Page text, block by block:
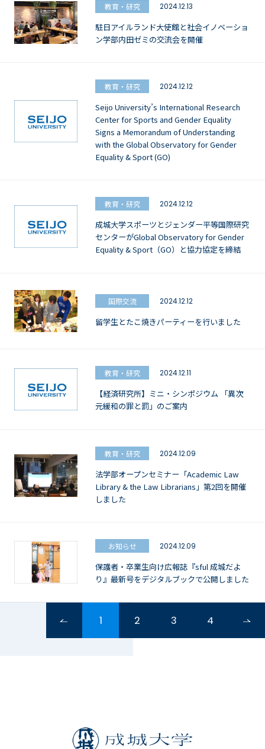
教育・研究 2024.12.13
駐日アイルランド大使館と社会イノベーショ
ン学部内田ゼミの交流会を開催
教育・研究 2024.12.12
Seijo University’s International Research
Center for Sports and Gender Equality
Signs a Memorandum of Understanding
with the Global Observatory for Gender
Equality & Sport (GO)
教育・研究 2024.12.12
成城大学スポーツとジェンダー平等国際研究
センターがGlobal Observatory for Gender
Equality & Sport（GO）と協力協定を締結
国際交流 2024.12.12
留学生とたこ焼きパーティーを行いました
教育・研究 2024.12.11
【経済研究所】ミニ・シンポジウム 「異次
元緩和の罪と罰」のご案内
教育・研究 2024.12.09
法学部オープンセミナー「Academic Law
Library & the Law Librarians」第2回を開催
しました
お知らせ 2024.12.09
保護者・卒業生向け広報誌『sful 成城だよ
り』最新号をデジタルブックで公開しました
1 2 3 4